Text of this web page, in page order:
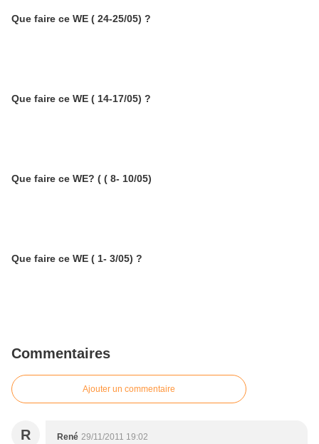
Que faire ce WE ( 24-25/05) ?
Que faire ce WE ( 14-17/05) ?
Que faire ce WE? ( ( 8- 10/05)
Que faire ce WE ( 1- 3/05) ?
Commentaires
Ajouter un commentaire
R René 29/11/2011 19:02